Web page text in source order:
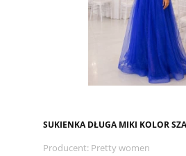
SUKIENKA DŁUGA MIKI KOLOR
Producent: Pretty women